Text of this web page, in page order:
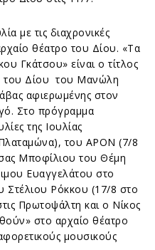
με τις διαχρονικές
θέατρο του Δίου. «Τα
Γκάτσου» είναι ο τίτλος
του Δίου του Μανώλη
αφιερωμένης στον
Στο πρόγραμμα
της Ιουλίας
του APON (7/8
Μποφίλιου του Θέμη
Ευαγγελάτου στο
Στέλιου Ρόκκου (17/8 στο
Πρωτοψάλτη και ο Νίκος
στο αρχαίο θέατρο
μουσικούς